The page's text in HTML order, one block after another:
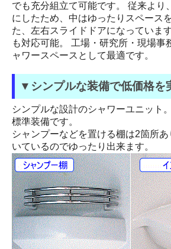
でも充分組立て可能です。 従来より
にしたため、中はゆったりスペース
た、左右スライドドアになっていま
も対応可能。 工場・研究所・現場事
ャワースペースとして最適です。
▼シンプルな装備で低価格を
シンプルな設計のシャワーユニット
標準装備です。
シャンプーなどを置ける棚は2箇所
いているのでゆったり出来ます。